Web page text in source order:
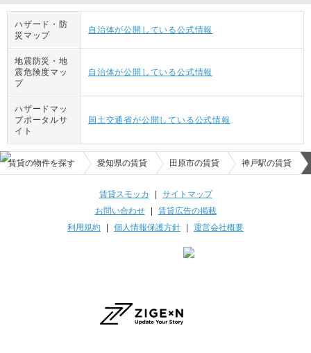
ハザード・防
災マップ
自治体が公開している公式情報
地震防災・地
震危険度マッ
プ
自治体が公開している公式情報
ハザードマッ
プポータルサ
イト
国土交通省が公開している公式情報
賃貸の物件を探す 愛知県の賃貸 田原市の賃貸 神戸駅の賃貸
賃貸スモッカ
サイトマップ
お問い合わせ| 賃貸広告の掲載
利用規約
個人情報保護方針 運営会社概要